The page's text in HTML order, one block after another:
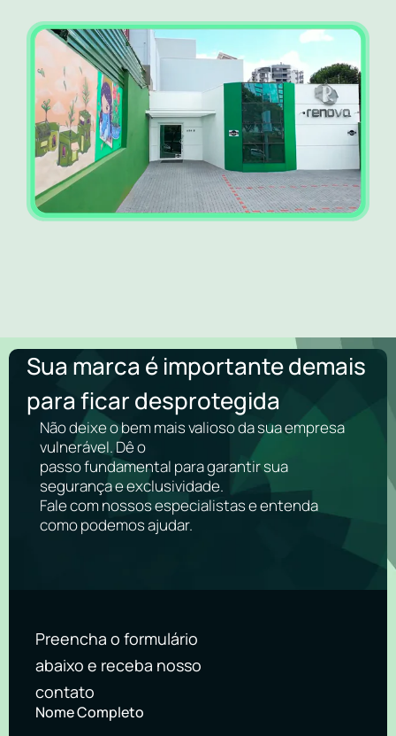
Sua marca é importante demais
para ficar desprotegida
Não deixe o bem mais valioso da sua empresa
vulnerável. Dê o
passo fundamental para garantir sua
segurança e exclusividade.
Fale com nossos especialistas e entenda
como podemos ajudar.
Preencha o formulário
abaixo e receba nosso
contato
Nome Completo